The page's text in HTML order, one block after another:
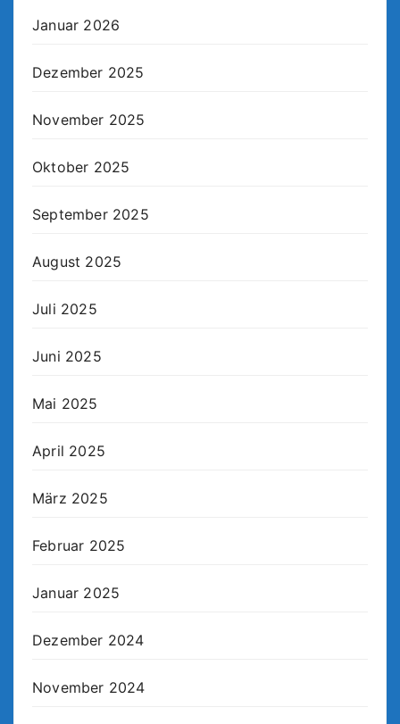
Januar 2026
Dezember 2025
November 2025
Oktober 2025
September 2025
August 2025
Juli 2025
Juni 2025
Mai 2025
April 2025
März 2025
Februar 2025
Januar 2025
Dezember 2024
November 2024